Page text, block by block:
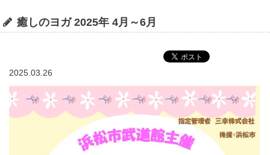
癒しのヨガ 2025年 4月～6月
2025.03.26